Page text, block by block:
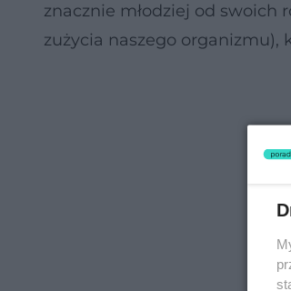
znacznie młodziej od swoich
zużycia naszego organizmu),